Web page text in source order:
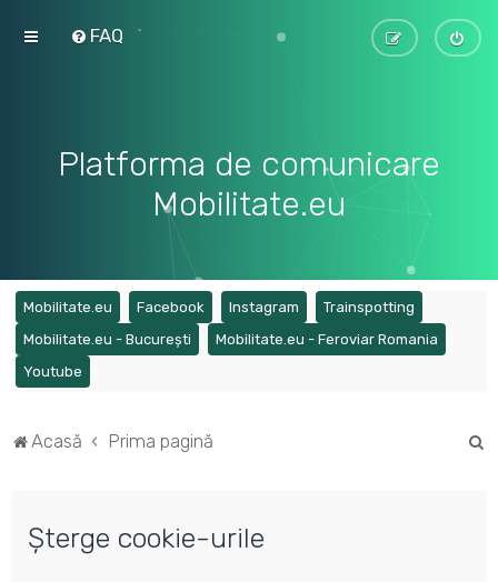
FAQ
Platforma de comunicare
Mobilitate.eu
Mobilitate.eu (Opens a new tab)
Facebook (Opens a new tab)
Instagram (Opens a new tab)
Trainspotting
Mobilitate.eu - București (Opens a new tab)
Mobilitate.eu - Feroviar Romania
Youtube
Acasă Prima pagină
Şterge cookie-urile